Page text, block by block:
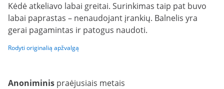
Kėdė atkeliavo labai greitai. Surinkimas taip pat buvo
labai paprastas – nenaudojant įrankių. Balnelis yra
gerai pagamintas ir patogus naudoti.
Rodyti originalią apžvalgą
Anoniminis praėjusiais metais